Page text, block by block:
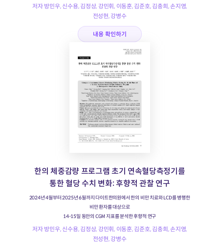
저자 방민우, 신수용, 김정상, 강민휘, 이동훈, 김준호, 김충희, 손지영,
전성현, 강병수
내용 확인하기
한의 체중감량 프로그램 초기 연속혈당측정기를
통한 혈당 수치 변화: 후향적 관찰 연구
2024년 4월부터 2025년 6월까지 다이트한의원에서 한의 비만 치료와 LCD를 병행한
비만 환자를 대상으로
14-15일 동안의 CGM 지표를 분석한 후향적 연구
저자 방민우, 신수용, 김정상, 강민휘, 이동훈, 김준호, 김충희, 손지영,
전성현, 강병수